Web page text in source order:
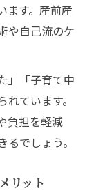
ます。産前産
や自己流のケ
」「子育て中
ています。
負担を軽減
でしょう。
リット